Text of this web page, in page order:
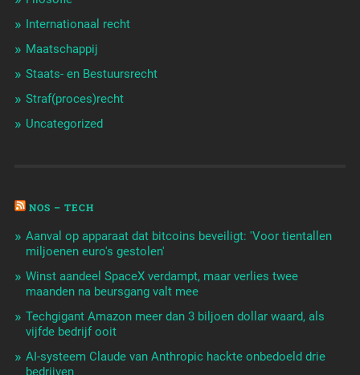
Internationaal recht
Maatschappij
Staats- en Bestuursrecht
Straf(proces)recht
Uncategorized
NOS – TECH
Aanval op apparaat dat bitcoins beveiligt: 'Voor tientallen
miljoenen euro's gestolen'
Winst aandeel SpaceX verdampt, maar verlies twee
maanden na beursgang valt mee
Techgigant Amazon meer dan 3 biljoen dollar waard, als
vijfde bedrijf ooit
AI-systeem Claude van Anthropic hackte onbedoeld drie
bedrijven